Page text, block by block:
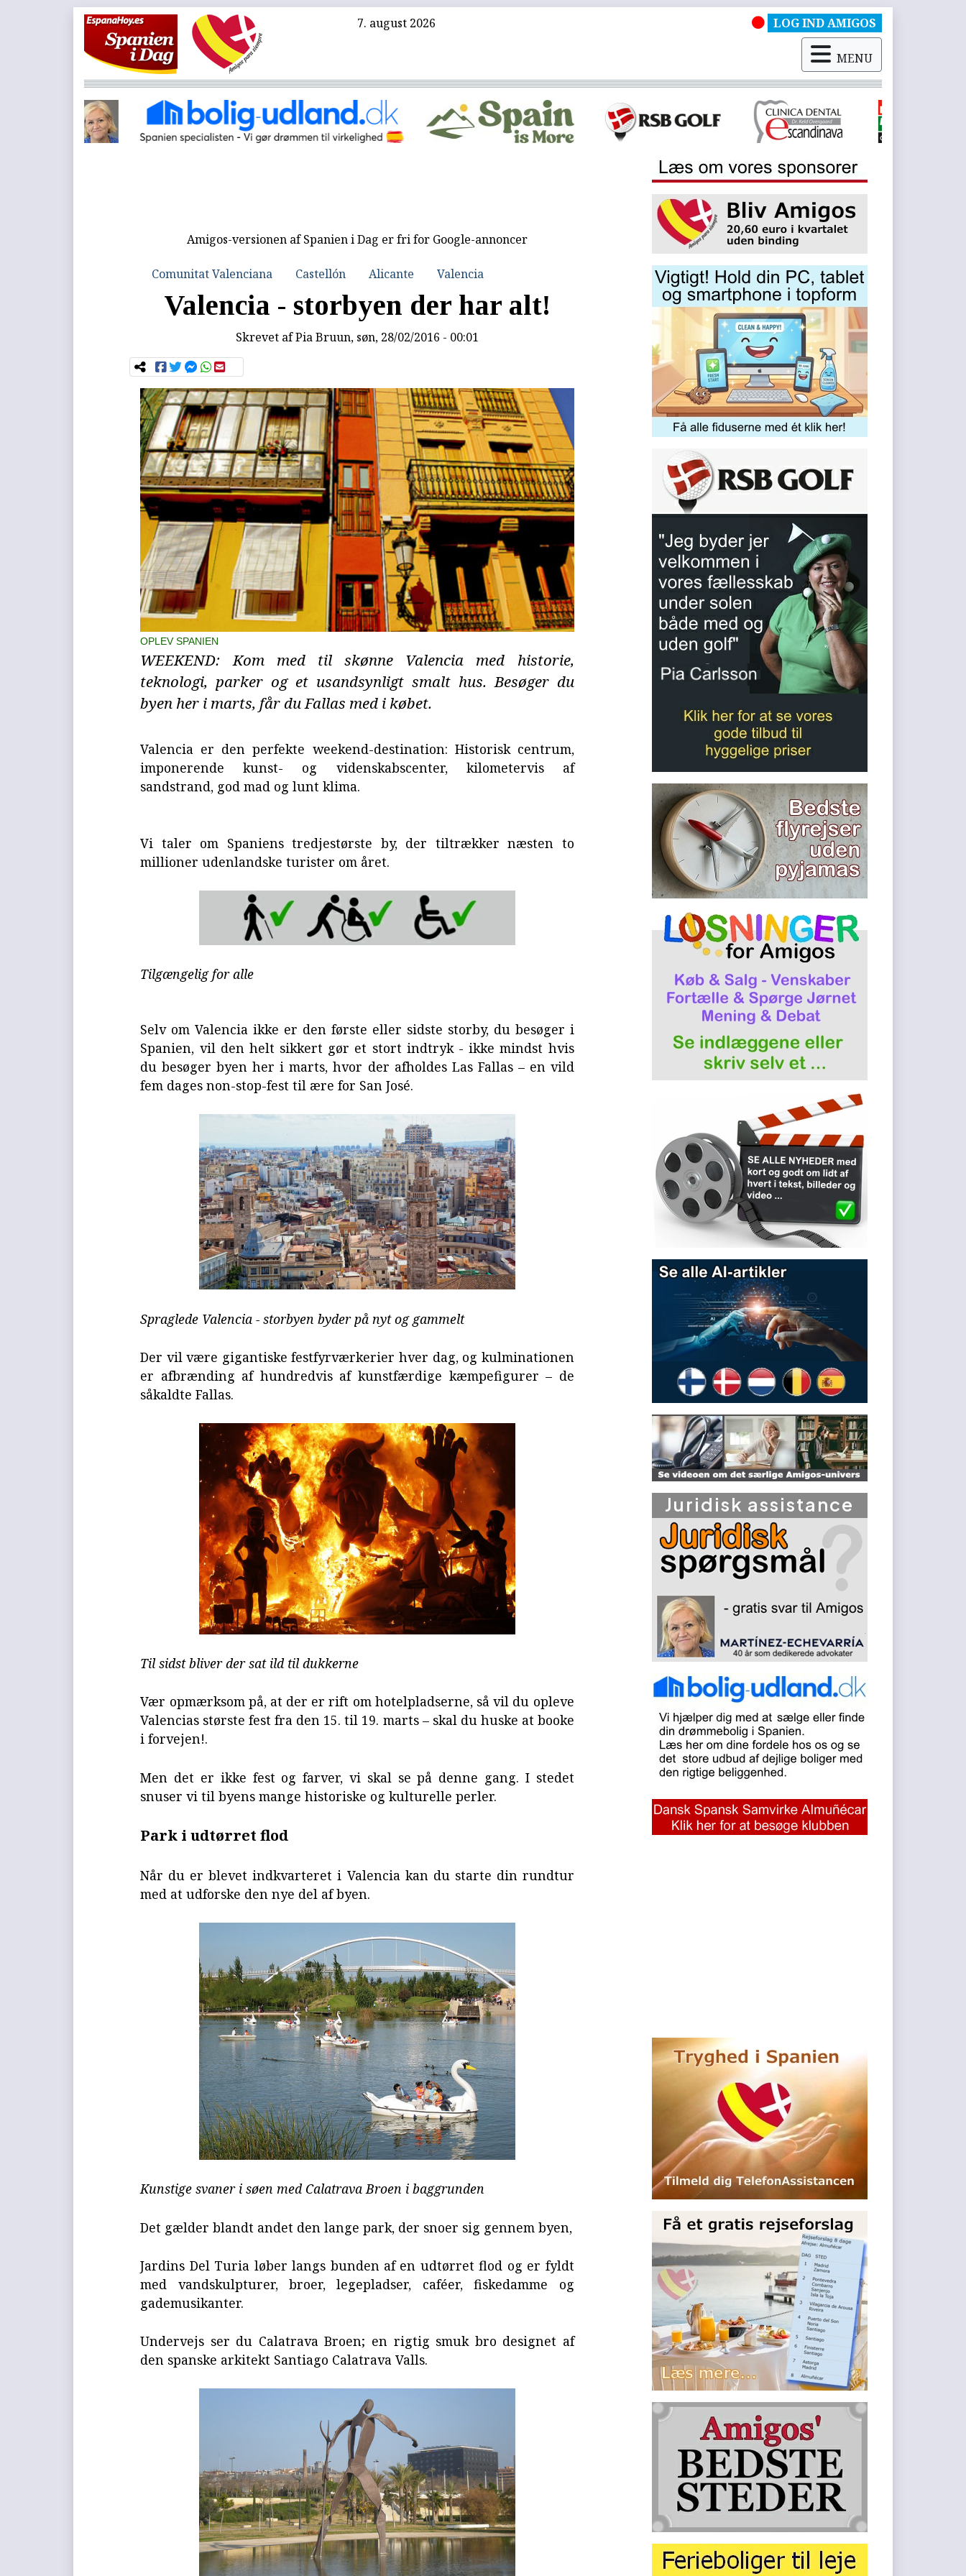
7. august 2026 LOG IND AMIGOS
MENU
Amigos-versionen af Spanien i Dag er fri for Google-annoncer
Comunitat Valenciana Castellón Alicante Valencia
Valencia - storbyen der har alt!
Skrevet afPia Bruun, søn, 28/02/2016 - 00:01
OPLEV SPANIEN
WEEKEND: Kom med til skønne Valencia med historie,
teknologi, parker og et usandsynligt smalt hus. Besøger du
byen her i marts, får du Fallas med i købet.
Valencia er den perfekte weekend-destination: Historisk centrum,
imponerende kunst- og videnskabscenter, kilometervis af
sandstrand, god mad og lunt klima.
Vi taler om Spaniens tredjestørste by, der tiltrækker næsten to
millioner udenlandske turister om året.
Tilgængelig for alle
Selv om Valencia ikke er den første eller sidste storby, du besøger i
Spanien, vil den helt sikkert gør et stort indtryk - ikke mindst hvis
du besøger byen her i marts, hvor der afholdes Las Fallas – en vild
fem dages non-stop-fest til ære for San José.
Spraglede Valencia - storbyen byder på nyt og gammelt
Der vil være gigantiske festfyrværkerier hver dag, og kulminationen
er afbrænding af hundredvis af kunstfærdige kæmpefigurer – de
såkaldte Fallas.
Til sidst bliver der sat ild til dukkerne
Vær opmærksom på, at der er rift om hotelpladserne, så vil du opleve
Valencias største fest fra den 15. til 19. marts – skal du huske at booke
i forvejen!.
Men det er ikke fest og farver, vi skal se på denne gang. I stedet
snuser vi til byens mange historiske og kulturelle perler.
Park i udtørret flod
Når du er blevet indkvarteret i Valencia kan du starte din rundtur
med at udforske den nye del af byen.
Kunstige svaner i søen med Calatrava Broen i baggrunden
Det gælder blandt andet den lange park, der snoer sig gennem byen,
Jardins Del Turia løber langs bunden af en udtørret flod og er fyldt
med vandskulpturer, broer, legepladser, caféer, fiskedamme og
gademusikanter.
Undervejs ser du Calatrava Broen; en rigtig smuk bro designet af
den spanske arkitekt Santiago Calatrava Valls.